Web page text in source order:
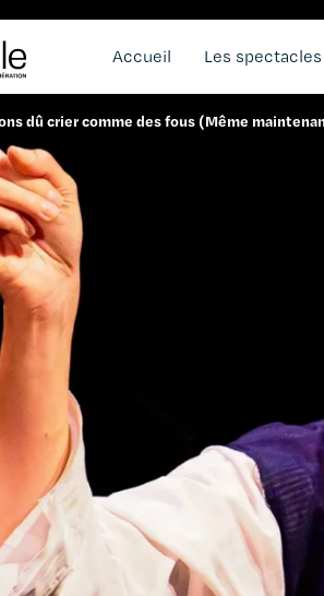
Accueil Les spectacles
dû crier comme des fous (Même